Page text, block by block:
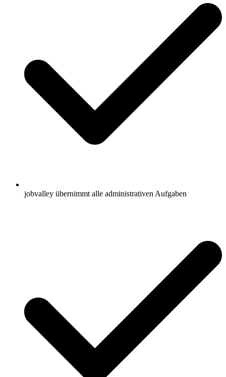
jobvalley übernimmt alle administrativen Aufgaben